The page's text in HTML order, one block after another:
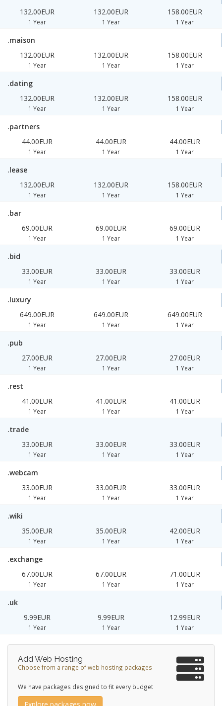
132.00EUR
1 Year
132.00EUR
1 Year
158.00EUR
1 Year
.maison
132.00EUR
1 Year
132.00EUR
1 Year
158.00EUR
1 Year
.dating
132.00EUR
1 Year
132.00EUR
1 Year
158.00EUR
1 Year
.partners
44.00EUR
1 Year
44.00EUR
1 Year
44.00EUR
1 Year
.lease
132.00EUR
1 Year
132.00EUR
1 Year
158.00EUR
1 Year
.bar
69.00EUR
1 Year
69.00EUR
1 Year
69.00EUR
1 Year
.bid
33.00EUR
1 Year
33.00EUR
1 Year
33.00EUR
1 Year
.luxury
649.00EUR
1 Year
649.00EUR
1 Year
649.00EUR
1 Year
.pub
27.00EUR
1 Year
27.00EUR
1 Year
27.00EUR
1 Year
.rest
41.00EUR
1 Year
41.00EUR
1 Year
41.00EUR
1 Year
.trade
33.00EUR
1 Year
33.00EUR
1 Year
33.00EUR
1 Year
.webcam
33.00EUR
1 Year
33.00EUR
1 Year
33.00EUR
1 Year
.wiki
35.00EUR
1 Year
35.00EUR
1 Year
42.00EUR
1 Year
.exchange
67.00EUR
1 Year
67.00EUR
1 Year
71.00EUR
1 Year
.uk
9.99EUR
1 Year
9.99EUR
1 Year
12.99EUR
1 Year
Add Web Hosting
Choose from a range of web hosting packages
We have packages designed to fit every budget